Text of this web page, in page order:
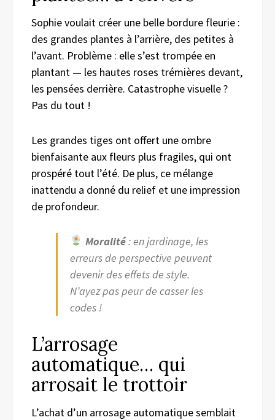
Sophie voulait créer une belle bordure fleurie :
des grandes plantes à l’arrière, des petites à
l’avant. Problème : elle s’est trompée en
plantant — les hautes roses trémières devant,
les pensées derrière. Catastrophe visuelle ?
Pas du tout !
Les grandes tiges ont offert une ombre
bienfaisante aux fleurs plus fragiles, qui ont
prospéré tout l’été. De plus, ce mélange
inattendu a donné du relief et une impression
de profondeur.
Moralité: en jardinage, les
erreurs de perspective peuvent
devenir des effets de style.
N’ayez pas peur de casser les
codes !
L’arrosage
automatique… qui
arrosait le trottoir
L’achat d’un arrosage automatique semblait